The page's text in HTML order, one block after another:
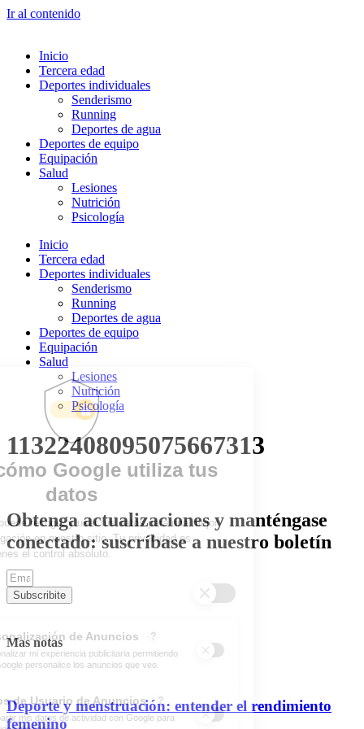
Ir al contenido
Inicio
Tercera edad
Deportes individuales
Senderismo
Running
Deportes de agua
Deportes de equipo
Equipación
Salud
Lesiones
Nutrición
Psicología
Inicio
Tercera edad
Deportes individuales
Senderismo
Running
Deportes de agua
Deportes de equipo
Equipación
Salud
Lesiones
Nutrición
Psicología
11322408095075667313
Obtenga actualizaciones y manténgase
conectado: suscríbase a nuestro boletín
Subscribite
Mas notas
Deporte y menstruación: entender el rendimiento
femenino